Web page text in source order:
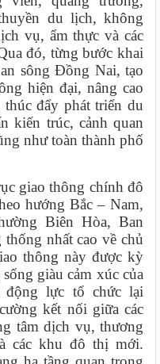
du lịch, không
vụ, ẩm thực và các
đó, từng bước khai
sông Đồng Nai, tạo
hiện đại, nâng cao
đẩy phát triển du
kiến trúc, cảnh quan
như toàn thành phố
giao thông chính đô
hướng Bắc – Nam,
Biên Hòa, Ban
nhất cao về chủ
thông này được kỳ
giàu cảm xúc của
lực tổ chức lại
kết nối giữa các
tâm dịch vụ, thương
các khu đô thị mới.